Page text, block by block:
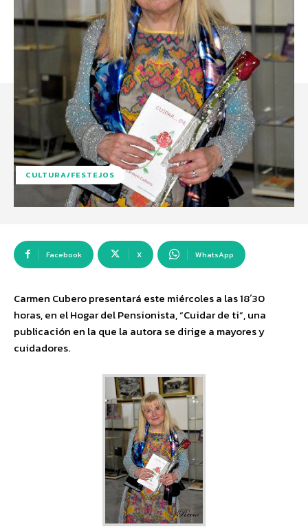
CULTURA/FESTEJOS
Facebook X WhatsApp
Carmen Cubero presentará este miércoles a las 18´30
horas, en el Hogar del Pensionista, “Cuidar de ti”, una
publicación en la que la autora se dirige a mayores y
cuidadores.